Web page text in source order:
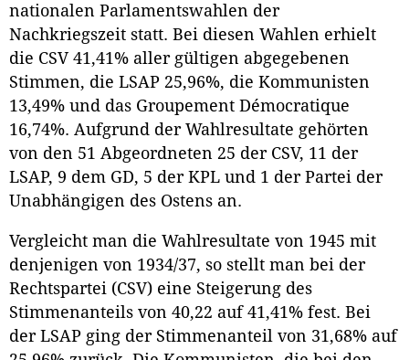
nationalen Parlamentswahlen der
Nachkriegszeit statt. Bei diesen Wahlen erhielt
die CSV 41,41% aller gültigen abgegebenen
Stimmen, die LSAP 25,96%, die Kommunisten
13,49% und das Groupement Démocratique
16,74%. Aufgrund der Wahlresultate gehörten
von den 51 Abgeordneten 25 der CSV, 11 der
LSAP, 9 dem GD, 5 der KPL und 1 der Partei der
Unabhängigen des Ostens an.
Vergleicht man die Wahlresultate von 1945 mit
denjenigen von 1934/37, so stellt man bei der
Rechtspartei (CSV) eine Steigerung des
Stimmenanteils von 40,22 auf 41,41% fest. Bei
der LSAP ging der Stimmenanteil von 31,68% auf